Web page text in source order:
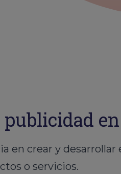
en crear y desarrollar
o servicios.